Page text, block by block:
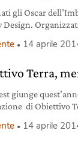
gli Oscar
Design.
e di
e per le loro
14 aprile
Terra,
giunge
di Obiettivo
da Fondazione
14 aprile